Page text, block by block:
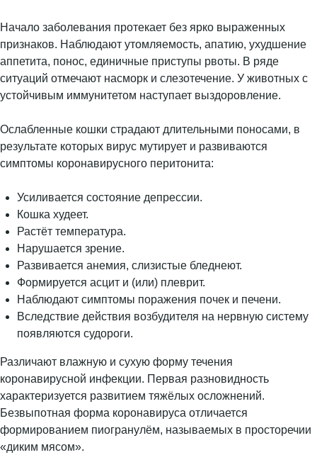
Начало заболевания протекает без ярко выраженных
признаков. Наблюдают утомляемость, апатию, ухудшение
аппетита, понос, единичные приступы рвоты. В ряде
ситуаций отмечают насморк и слезотечение. У животных с
устойчивым иммунитетом наступает выздоровление.
Ослабленные кошки страдают длительными поносами, в
результате которых вирус мутирует и развиваются
симптомы коронавирусного перитонита:
Усиливается состояние депрессии.
Кошка худеет.
Растёт температура.
Нарушается зрение.
Развивается анемия, слизистые бледнеют.
Формируется асцит и (или) плеврит.
Наблюдают симптомы поражения почек и печени.
Вследствие действия возбудителя на нервную систему
появляются судороги.
Различают влажную и сухую форму течения
коронавирусной инфекции. Первая разновидность
характеризуется развитием тяжёлых осложнений.
Безвыпотная форма коронавируса отличается
формированием пиогранулём, называемых в просторечии
«диким мясом».